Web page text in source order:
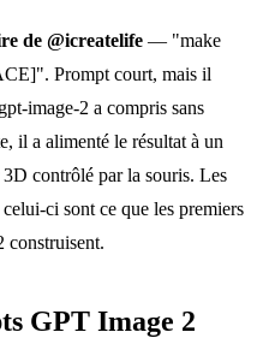
de @icreatelife — "make
Prompt court, mais il
image-2 a compris sans
il a alimenté le résultat à un
contrôlé par la souris. Les
ci sont ce que les premiers
construisent.
GPT Image 2